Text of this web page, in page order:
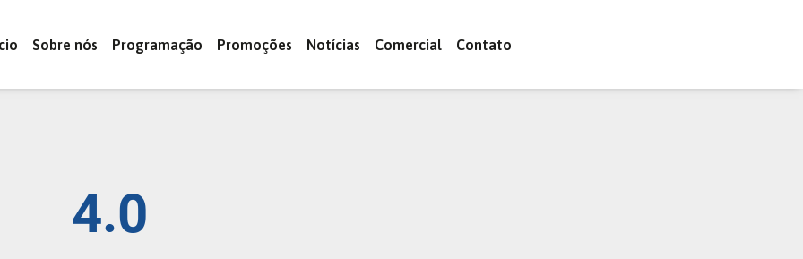
Sobre nós Programação Promoções Notícias Comercial Contato
4.0